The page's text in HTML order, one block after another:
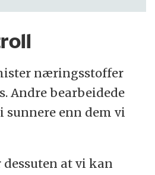
næringsstoffer
Andre bearbeidede
enn dem vi
dessuten at vi kan